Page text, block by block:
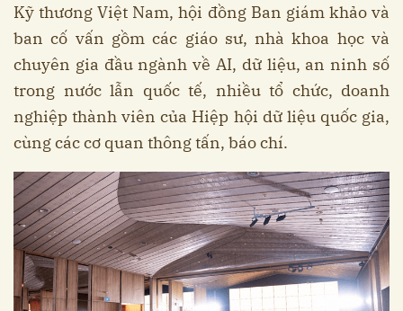
Kỹ thương Việt Nam, hội đồng Ban giám khảo và
ban cố vấn gồm các giáo sư, nhà khoa học và
chuyên gia đầu ngành về AI, dữ liệu, an ninh số
trong nước lẫn quốc tế, nhiều tổ chức, doanh
nghiệp thành viên của Hiệp hội dữ liệu quốc gia,
cùng các cơ quan thông tấn, báo chí.